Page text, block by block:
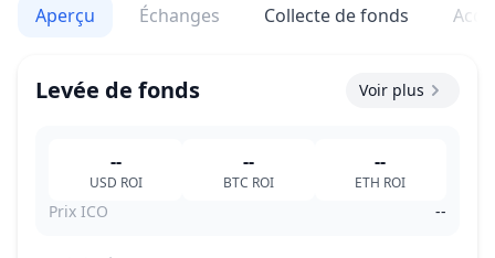
Aperçu Échanges Collecte de fonds
Levée de fonds Voir plus
--
USD ROI
--
BTC ROI
--
ETH ROI
Prix ICO --